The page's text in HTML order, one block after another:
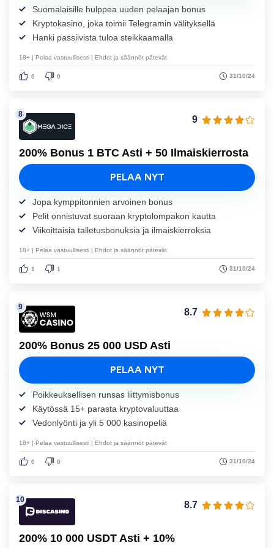
31/10/24
Suomalaisille hulppea uuden pelaajan bonus
Kryptokasino, joka toimii Telegramin välityksellä
Hanki passiivista tuloa steikkaamalla
0 0
18+ | Pelaa vastuullisesti | Ehdot ja säännöt pätevät
31/10/24
200% Bonus 1 BTC Asti + 50 Ilmaiskierrosta
Jopa kymppitonnien arvoinen bonus
Pelit onnistuvat suoraan kryptolompakon kautta
Viikoittaisia talletusbonuksia ja ilmaiskierroksia
9
PELAA NYT
1 1
18+ | Pelaa vastuullisesti | Ehdot ja säännöt pätevät
31/10/24
200% Bonus 25 000 USD Asti
Poikkeuksellisen runsas liittymisbonus
Käytössä 15+ parasta kryptovaluuttaa
Vedonlyönti ja yli 5 000 kasinopeliä
8.7
PELAA NYT
0 0
18+ | Pelaa vastuullisesti | Ehdot ja säännöt pätevät
200% 10 000 USDT Asti + 10%
8.7